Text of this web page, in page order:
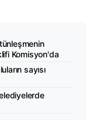
Komisyon'da
sayısı